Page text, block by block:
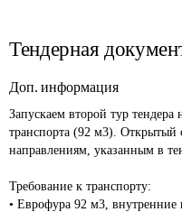
Тендерная
Доп. информация
Запускаем второй тур
транспорта (92 м3).
направлениям, указанным в
Требование к транспорту:
• Еврофура 92 м3, внутренние